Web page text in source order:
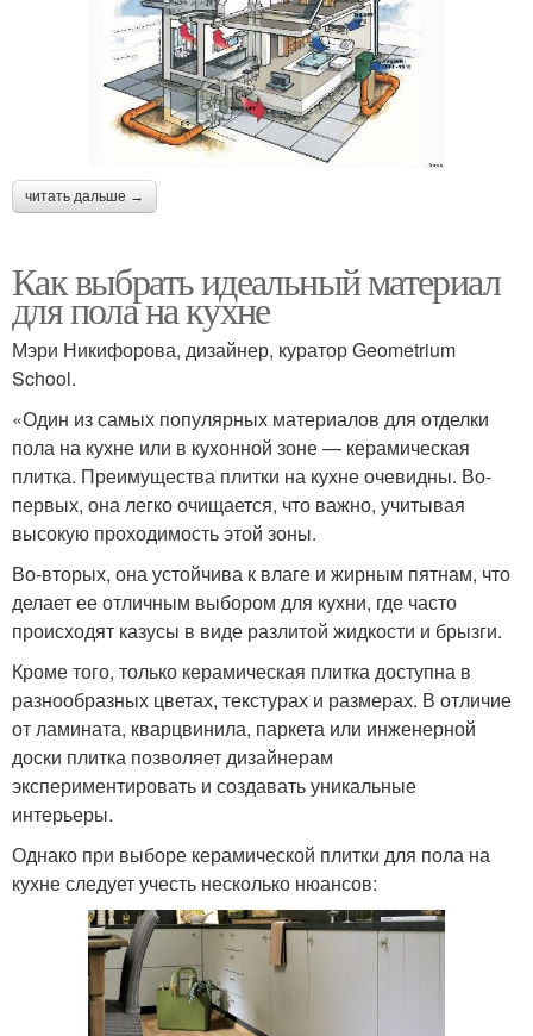
читать дальше →
Как выбрать идеальный материал
для пола на кухне
Мэри Никифорова, дизайнер, куратор Geometrium
School.
«Один из самых популярных материалов для отделки
пола на кухне или в кухонной зоне — керамическая
плитка. Преимущества плитки на кухне очевидны. Во-
первых, она легко очищается, что важно, учитывая
высокую проходимость этой зоны.
Во-вторых, она устойчива к влаге и жирным пятнам, что
делает ее отличным выбором для кухни, где часто
происходят казусы в виде разлитой жидкости и брызги.
Кроме того, только керамическая плитка доступна в
разнообразных цветах, текстурах и размерах. В отличие
от ламината, кварцвинила, паркета или инженерной
доски плитка позволяет дизайнерам
экспериментировать и создавать уникальные
интерьеры.
Однако при выборе керамической плитки для пола на
кухне следует учесть несколько нюансов: